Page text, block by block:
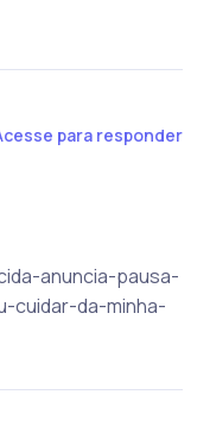
para responder
anuncia-pausa-
cuidar-da-minha-